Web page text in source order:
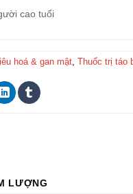
cao tuổi
hoá & gan mật, Thuốc trị táo
LƯỢNG